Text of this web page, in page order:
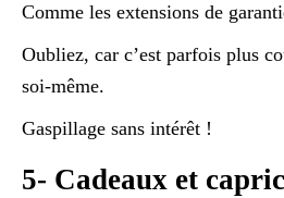
Comme les extensions de
Oubliez, car c’est parfois plus
soi-même.
Gaspillage sans intérêt !
5- Cadeaux et